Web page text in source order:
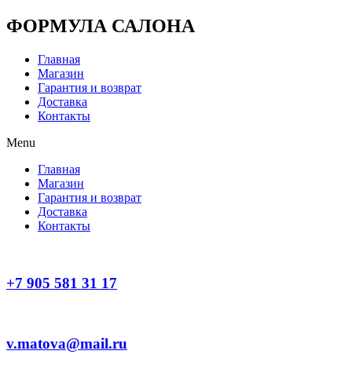
Перейти
к
ФОРМУЛА САЛОНА
Главная
Магазин
Гарантия и возврат
Доставка
Контакты
Menu
Главная
Магазин
Гарантия и возврат
Доставка
Контакты
+7 905 581 31 17
v.matova@mail.ru